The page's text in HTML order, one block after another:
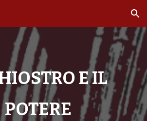
Skip to navigation
E IL
POTERE